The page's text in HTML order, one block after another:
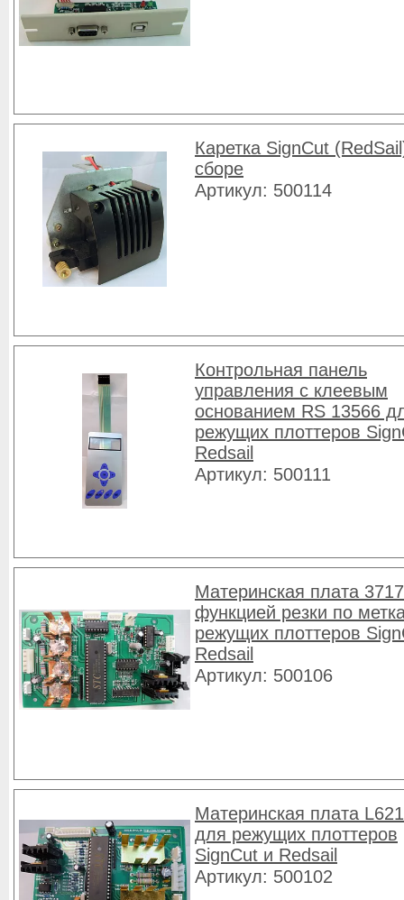
Каретка SignCut
сборе
Артикул: 500114
Контрольная панель
управления с клеевым
основанием RS 13566
режущих плоттеров
Redsail
Артикул: 500111
Материнская плата
функцией резки по
режущих плоттеров
Redsail
Артикул: 500106
Материнская плата
для режущих плоттеров
SignCut и Redsail
Артикул: 500102